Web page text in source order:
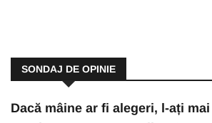
SONDAJ DE OPINIE
Dacă mâine ar fi alegeri, l-ați